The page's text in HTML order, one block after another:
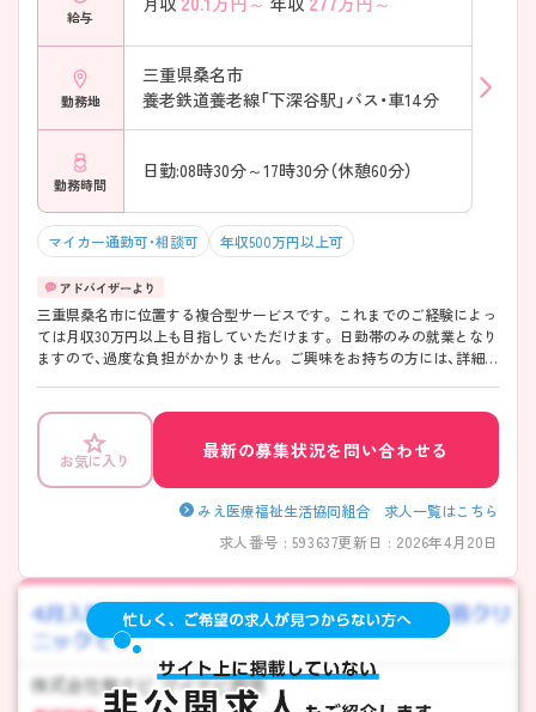
給与
勤務地
三重県桑名市
養老鉄道養老線「下深谷駅」バス・車14分
勤務時間
日勤:08時30分～17時30分（休憩60分）
マイカー通勤可・相談可 年収500万円以上可
三重県桑名市に位置する複合型サービスです。 これまでのご経験によっ
ては月収30万円以上も目指していただけます。 日勤帯のみの就業となり
ますので、過度な負担がかかりません。 ご興味をお持ちの方には、詳細の
お気に入り 最新の募集状況を問い合わせる
みえ医療福祉生活協同組合 求人一覧はこちら
求人番号 : 593637更新日 : 2026年4月20日